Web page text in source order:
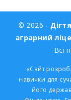
© 2026 -
аграрний
Всі
«Сайт
навички для
його